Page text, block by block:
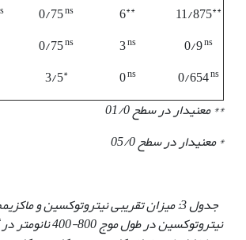
11/875**
6**
0/75ns
0/9ns
3ns
0/75ns
0/654ns
0ns
3/5*
** معنی‏دار در سطح 01/0
* معنی‏دار در سطح 05/0
جدول 3: میزان تقریبی نیتروتوکسین و
نیتروتوکسین در طول